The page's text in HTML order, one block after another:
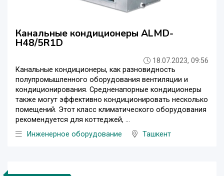
Канальные кондиционеры ALMD-
H48/5R1D
18.07.2023, 09:56
Канальные кондиционеры, как разновидность
полупромышленного оборудования вентиляции и
кондиционирования. Средненапорные кондиционеры
также могут эффективно кондиционировать несколько
помещений. Этот класс климатического оборудования
рекомендуется для коттеджей, ...
Инженерное оборудование
Ташкент